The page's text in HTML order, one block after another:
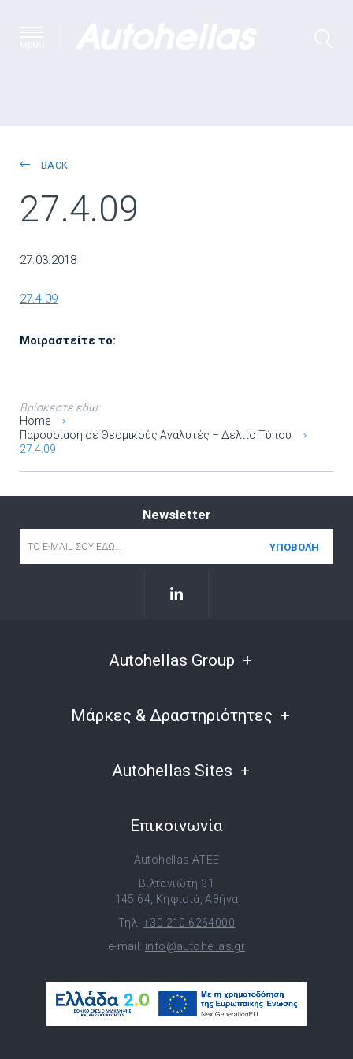
BACK
27.4.09
27.03.2018
27.4.09
Μοιραστείτε το:
Βρίσκεστε εδώ:
Home
Παρουσίαση σε Θεσμικούς Αναλυτές – Δελτίο Τύπου
27.4.09
Newsletter
Autohellas Group
Μάρκες & Δραστηριότητες
Autohellas Sites
Επικοινωνία
Autohellas ATEE
Βιλτανιώτη 31
145 64, Κηφισιά, Αθήνα
Τηλ: +30 210 6264000
e-mail: info@autohellas.gr